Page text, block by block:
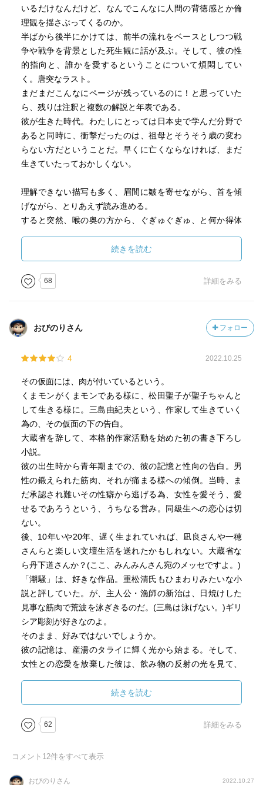
いるだけなんだけど、なんでこんなに人間の背徳感とか倫
理観を揺さぶってくるのか。
半ばから後半にかけては、前半の流れをベースとしつつ戦
争や戦争を背景とした死生観に話が及ぶ。そして、彼の性
的指向と、誰かを愛するということについて煩悶してい
く。唐突なラスト。
まだまだこんなにページが残っているのに！と思っていた
ら、残りは注釈と複数の解説と年表である。
彼が生きた時代。わたしにとっては日本史で学んだ分野で
あると同時に、衝撃だったのは、祖母とそうそう歳の変わ
らない方だということだ。早くに亡くならなければ、まだ
生きていたっておかしくない。
理解できない描写も多く、眉間に皺を寄せながら、首を傾
げながら、とりあえず読み進める。
すると突然、喉の奥の方から、ぐぎゅぐぎゅ、と何か得体
ことを、唐突に理解する。そんな瞬間が複数ある。
「ああ、わかるなぁ」が増えていく。
・彼自身の性的指向と、それが招いた自責の念
（ねが）っていたことを」
P107「私にはまるでわからなかった。恋と性慾とがどんな
なかった。運転手の若者の横顔を見る私の視線には、何か
避けがたい・息苦しい・辛い・圧力的なものがあり、貧血
質の令嬢をちらちら見る目には、どこかわざとらしい・人
工的な・疲れやすいものがあった。この二つの眼差の関わ
りがわからぬままに、二つの視線は、私の内部に平気で同
居し、こだわりなく共在した」
P141「他の青年ならどう感じるだろう、正常な人間ならど
う感じるだろうという強迫観念が私を責め立て、私が確実
に得たと思った幸福の一トかけらをも、忽（たちま）ちば
らばらにしてしまうのであった」
P192「人生の数学を、私は私なりに、皆と同じ演繹法で解
り悪かったんだ。私一人が帰納法に依ったばかりにしくじ
ったんだ」
P212「苦しみはこう告げるのである。『お前は人間ではな
いのだ。お前は人交わりのならない身だ。お前は人間なら
ぬ何か奇妙に悲しい生物だ』」
・戦争のこと
た。それは二十代で人生を断ち切って考えることだった」
P176「結婚という些細な幸福も、戦争の激化のおかげで、
うでもよかったのだ。私はただ生れ変わりたかったのだ」
・死のこと
甘い期待で死を待ちかねてもいた」
続きを読む
68 詳細をみる
おびのりさん フォロー
4 2022.10.25
その仮面には、肉が付いているという。
くまモンがくまモンである様に、松田聖子が聖子ちゃんと
して生きる様に。三島由紀夫という、作家して生きていく
為の、その仮面の下の告白。
大蔵省を辞して、本格的作家活動を始めた初の書き下ろし
小説。
彼の出生時から青年期までの、彼の記憶と性向の告白。男
性の鍛えられた筋肉、それが痛まる様への傾倒。当時、ま
だ承認され難いその性癖から逃げる為、女性を愛そう、愛
せるであろうという、うちなる営み。同級生への恋心は切
ない。
後、10年いや20年、遅く生まれていれば、凪良さんや一穂
さんらと楽しい文壇生活を送れたかもしれない。大蔵省な
ら丹下道さんか？(ここ、みんみんさん宛のメッセですよ。)
「潮騒」は、好きな作品。重松清氏もひまわりみたいな小
説と評していた。が、主人公・漁師の新治は、日焼けした
見事な筋肉で荒波を泳ぎきるのだ。(三島は泳げない。)ギリ
シア彫刻が好きなのよ。
そのまま、好みではないでしょうか。
彼の記憶は、産湯のタライに輝く光から始まる。そして、
女性との恋愛を放棄した彼は、飲み物の反射の光を見て、
表現したと思うんだけど。どうだろう？太陽は似合わない
よ、みたいな。
告白した事で、終わりではなく彼の人生が始まる。
続きを読む
62 詳細をみる
コメント 12件をすべて表示
おびのりさん 2022.10.27